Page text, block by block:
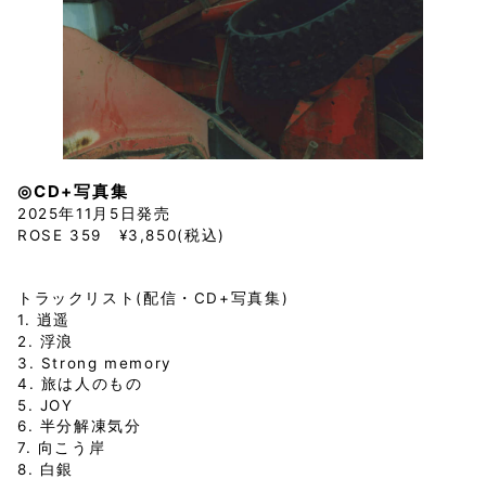
◎CD+写真集
2025年11月5日発売
ROSE 359 ¥3,850(税込)
トラックリスト(配信・CD+写真集)
1. 逍遥
2. 浮浪
3. Strong memory
4. 旅は人のもの
5. JOY
6. 半分解凍気分
7. 向こう岸
8. 白銀